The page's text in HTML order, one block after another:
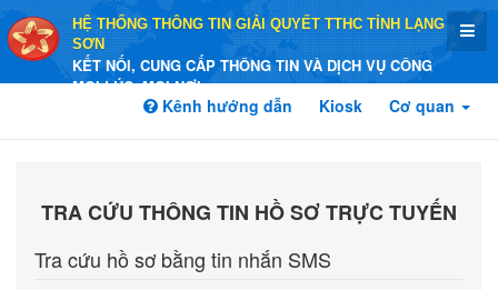
HỆ THỐNG THÔNG TIN GIẢI QUYẾT TTHC TỈNH LẠNG
SƠN
KẾT NỐI, CUNG CẤP THÔNG TIN VÀ DỊCH VỤ CÔNG
MỌI LÚC, MỌI NƠI
Kênh hướng dẫn Kiosk Cơ quan
TRA CỨU THÔNG TIN HỒ SƠ TRỰC TUYẾN
Tra cứu hồ sơ bằng tin nhắn SMS